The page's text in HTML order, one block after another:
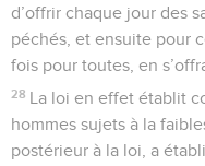
d’offrir chaque jour des
péchés, et ensuite pour
fois pour toutes, en
28 La loi en effet établit
hommes sujets à la
postérieur à la loi, a